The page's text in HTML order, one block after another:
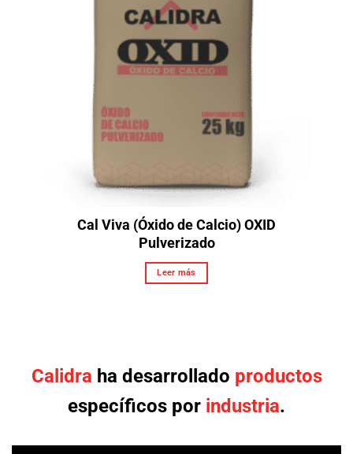
Cal Viva (Óxido de Calcio) OXID
Pulverizado
Leer más
Calidra ha desarrollado productos
específicos por industria.